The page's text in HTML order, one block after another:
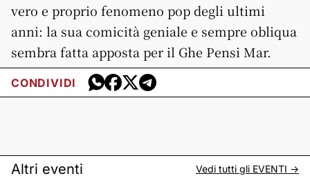
vero e proprio fenomeno pop degli ultimi
anni: la sua comicità geniale e sempre obliqua
sembra fatta apposta per il Ghe Pensi Mar.
CONDIVIDI
Altri eventi Vedi tutti gli EVENTI ->